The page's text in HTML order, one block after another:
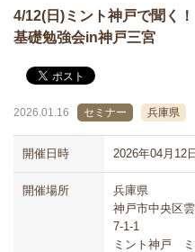
4/12(日)ミント神戸で聞く
基礎勉強会in神戸三宮
2026.01.16 セミナー 兵庫県
開催日時 2026年04月12
開催場所
兵庫県
神戸市中央区
7-1-1
ミント神戸